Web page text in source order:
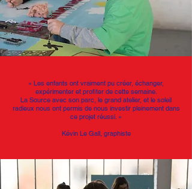
« Les enfants ont vraiment pu créer, échanger,
expérimenter et profiter de cette semaine.
La Source avec son parc, le grand atelier, et le soleil
radieux nous ont permis de nous investir pleinement dans
ce projet réussi. »
Kévin Le Gall, graphiste